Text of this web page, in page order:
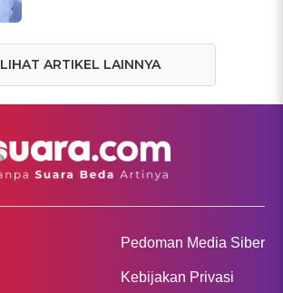
LIHAT ARTIKEL LAINNYA
Pedoman Media Siber
Kebijakan Privasi